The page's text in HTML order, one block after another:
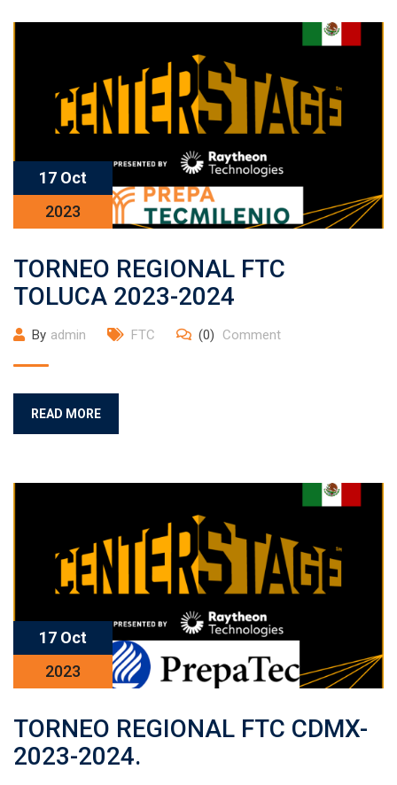
17 Oct
2023
TORNEO REGIONAL FTC
TOLUCA 2023-2024
By admin FTC (0) Comment
READ MORE
17 Oct
2023
TORNEO REGIONAL FTC CDMX-
2023-2024.